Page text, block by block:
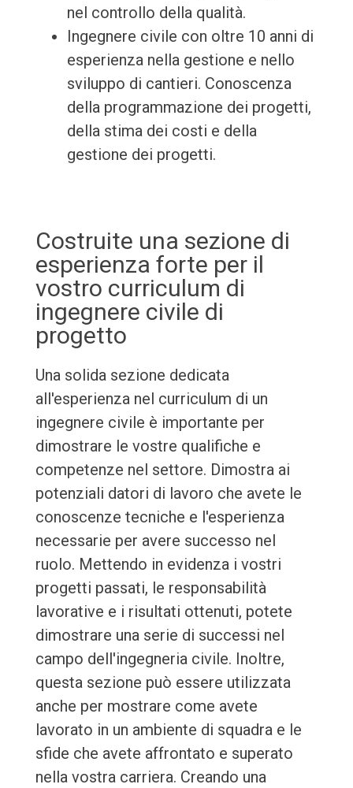
nel controllo della qualità.
Ingegnere civile con oltre 10 anni di
esperienza nella gestione e nello
sviluppo di cantieri. Conoscenza
della programmazione dei progetti,
della stima dei costi e della
gestione dei progetti.
Costruite una sezione di
esperienza forte per il
vostro curriculum di
ingegnere civile di
progetto
Una solida sezione dedicata
all'esperienza nel curriculum di un
ingegnere civile è importante per
dimostrare le vostre qualifiche e
competenze nel settore. Dimostra ai
potenziali datori di lavoro che avete le
conoscenze tecniche e l'esperienza
necessarie per avere successo nel
ruolo. Mettendo in evidenza i vostri
progetti passati, le responsabilità
lavorative e i risultati ottenuti, potete
dimostrare una serie di successi nel
campo dell'ingegneria civile. Inoltre,
questa sezione può essere utilizzata
anche per mostrare come avete
lavorato in un ambiente di squadra e le
sfide che avete affrontato e superato
nella vostra carriera. Creando una